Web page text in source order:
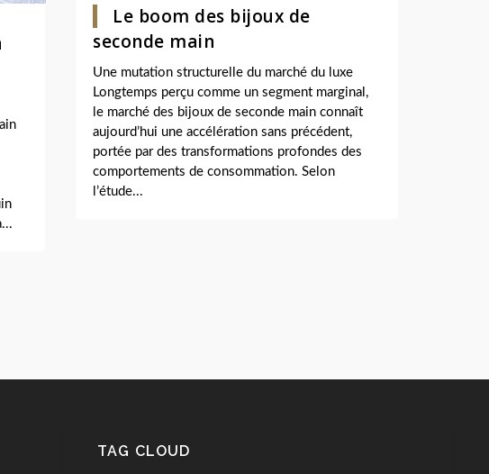
Le boom des bijoux de
seconde main
Une mutation structurelle du marché du luxe
Longtemps perçu comme un segment marginal,
le marché des bijoux de seconde main connaît
aujourd’hui une accélération sans précédent,
portée par des transformations profondes des
comportements de consommation. Selon
l’étude...
TAG CLOUD